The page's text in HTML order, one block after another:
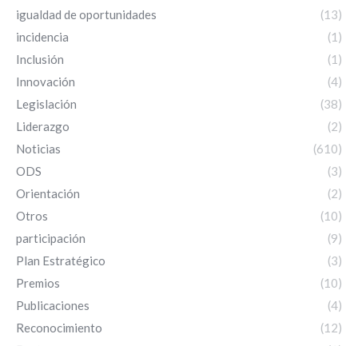
igualdad de oportunidades
(13)
incidencia
(1)
Inclusión
(1)
Innovación
(4)
Legislación
(38)
Liderazgo
(2)
Noticias
(610)
ODS
(3)
Orientación
(2)
Otros
(10)
participación
(9)
Plan Estratégico
(3)
Premios
(10)
Publicaciones
(4)
Reconocimiento
(12)